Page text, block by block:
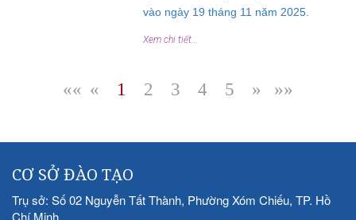
vào ngày 19 tháng 11 năm 2025.
Xem chi tiết...
«« « 1 2 3 4 5 » »»
CƠ SỞ ĐÀO TẠO
Trụ sở: Số 02 Nguyễn Tất Thành, Phường Xóm Chiếu, TP. Hồ
Chí Minh